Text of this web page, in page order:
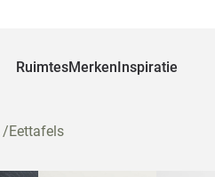
RuimtesMerkenInspiratie
/Eettafels